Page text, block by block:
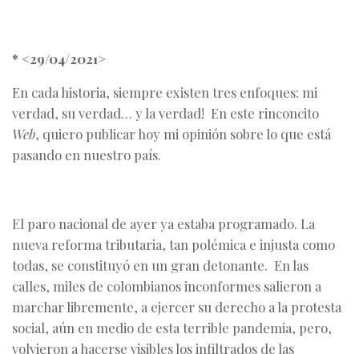
* <29/04/2021>
En cada historia, siempre existen tres enfoques: mi
verdad, su verdad… y la verdad! En este rinconcito
Web, quiero publicar hoy mi opinión sobre lo que está
pasando en nuestro país.
El paro nacional de ayer ya estaba programado. La
nueva reforma tributaria, tan polémica e injusta como
todas, se constituyó en un gran detonante. En las
calles, miles de colombianos inconformes salieron a
marchar libremente, a ejercer su derecho a la protesta
social, aún en medio de esta terrible pandemia, pero,
volvieron a hacerse visibles los infiltrados de las